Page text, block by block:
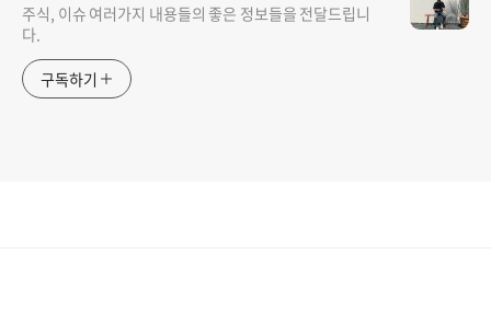
주식, 이슈 여러가지 내용들의 좋은 정보들을 전달드립니
다.
구독하기